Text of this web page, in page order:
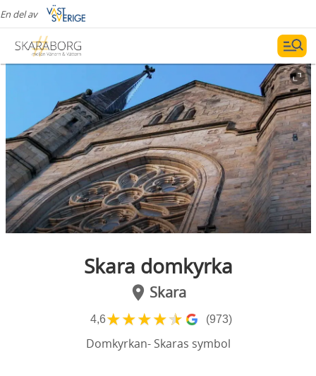
En del av
Skara domkyrka
Skara
4,6★★★★★ (973)
Domkyrkan- Skaras symbol